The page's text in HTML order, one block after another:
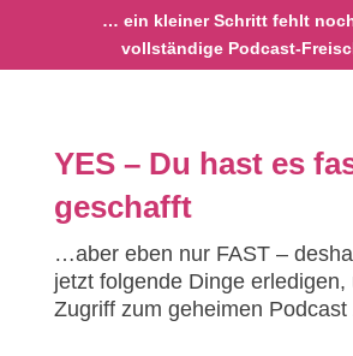
… ein kleiner Schritt fehlt
vollständige Podcast-
YES – Du hast es
geschafft
…aber eben nur FAST –
jetzt folgende Dinge erledigen,
Zugriff zum geheimen Podcast